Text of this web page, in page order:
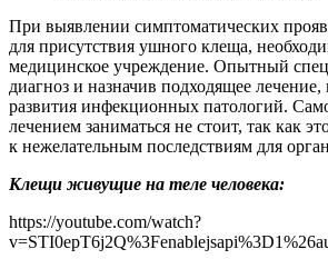
При выявлении симптоматических
для присутствия ушного клеща,
медицинское учреждение. Опытный
диагноз и назначив подходящее лечение,
развития инфекционных патологий.
лечением заниматься не стоит, так как
к нежелательным последствиям для
Клещи живущие на теле человека:
https://youtube.com/watch?